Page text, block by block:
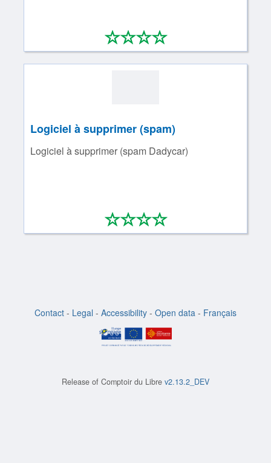
****
0/4
Logiciel à supprimer (spam)
Logiciel à supprimer (spam Dadycar)
****
0/4
Contact - Legal - Accessibility - Open data - Français
Release of Comptoir du Libre v2.13.2_DEV